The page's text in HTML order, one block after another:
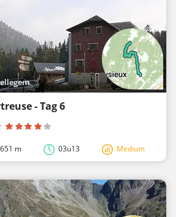
- Tag 6
·
651 m 03u13 Medium